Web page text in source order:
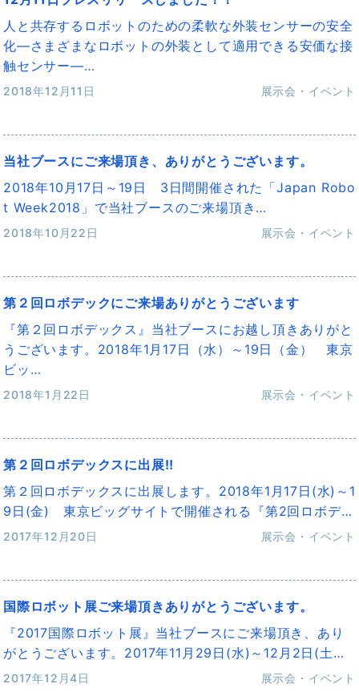
人と共存するロボットのための柔軟な外装センサーの安全
化―さまざまなロボットの外装として適用できる安価な接
触センサー―…
2018年12月11日 展示会・イベント
当社ブースにご来場頂き、ありがとうございます。
2018年10月17日～19日 3日間開催された「Japan Robo
t Week2018」で当社ブースのご来場頂き…
2018年10月22日 展示会・イベント
第２回ロボデックにご来場ありがとうございます
『第２回ロボデックス』当社ブースにお越し頂きありがと
うございます。2018年1月17日（水）～19日（金） 東京
ビッ…
2018年1月22日 展示会・イベント
第２回ロボデックスに出展!!
第２回ロボデックスに出展します。2018年1月17日(水)～1
9日(金) 東京ビッグサイトで開催される『第2回ロボデ…
2017年12月20日 展示会・イベント
国際ロボット展ご来場頂きありがとうございます。
『2017国際ロボット展』当社ブースにご来場頂き、あり
がとうございます。2017年11月29日(水)～12月2日(土…
2017年12月4日 展示会・イベント